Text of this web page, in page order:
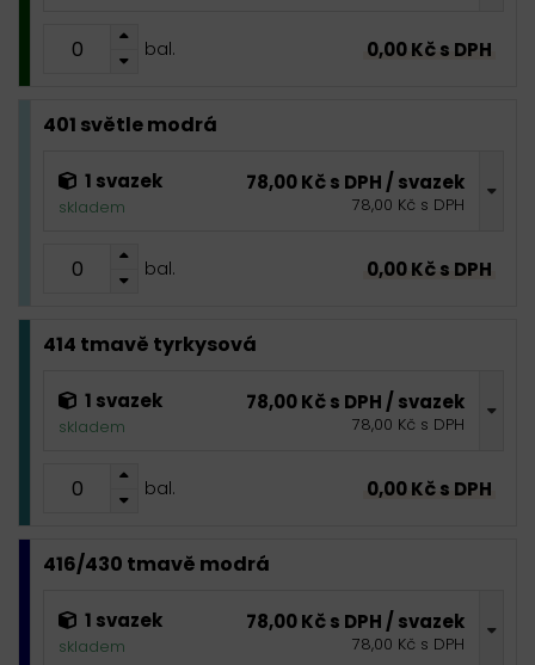
bal. 0,00 Kč s DPH
401 světle modrá
1 svazek
skladem
78,00 Kč s DPH / svazek
78,00 Kč s DPH
bal. 0,00 Kč s DPH
414 tmavě tyrkysová
1 svazek
skladem
78,00 Kč s DPH / svazek
78,00 Kč s DPH
bal. 0,00 Kč s DPH
416/430 tmavě modrá
1 svazek
skladem
78,00 Kč s DPH / svazek
78,00 Kč s DPH